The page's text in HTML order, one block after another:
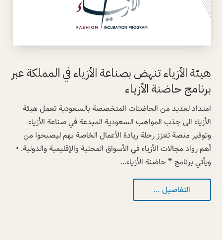
هيئة الأزياء تنهض بصناعة الأزياء في المملكة عبر
برنامج حاضنة الأزياء
امتداد لعديد من الحاضنات المتخصصة بالسعودية تعمل هيئة
الأزياء الى جذب المواهب السعودية المبدعة في صناعة الأزياء
وتوفير منصة تعزز رحلة ريادة الأعمال الخاصة بهم ليصبحوا من
أهم رواد مجالات الأزياء في الأسواق المحلية والإقليمية والدولية. •
ويأتي برنامج ❞ حاضنة الأزياء...
التفاصيل …